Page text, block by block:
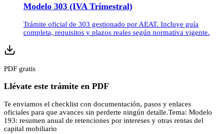
Modelo 303 (IVA Trimestral)
Trámite oficial de 303 gestionado por AEAT. Incluye guía
completa, requisitos y plazos reales según normativa vigente.
PDF gratis
Llévate este trámite en PDF
Te enviamos el checklist con documentación, pasos y enlaces
oficiales para que avances sin perderte ningún detalle.Tema: Modelo
193: resumen anual de retenciones por intereses y otras rentas del
capital mobiliario